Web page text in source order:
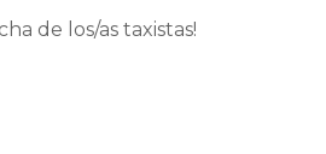
de los/as taxistas!